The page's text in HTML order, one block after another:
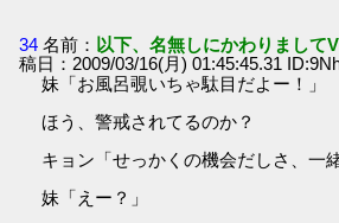
34 名前： 以下、名無しにかわりまして
稿日：2009/03/16(月) 01:45:45.31
妹「お風呂覗いちゃ駄目だよー！」
ほう、警戒されてるのか？
キョン「せっかくの機会だしさ、一
妹「えー？」